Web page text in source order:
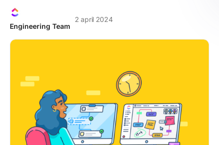
Engineering Team
2 april 2024